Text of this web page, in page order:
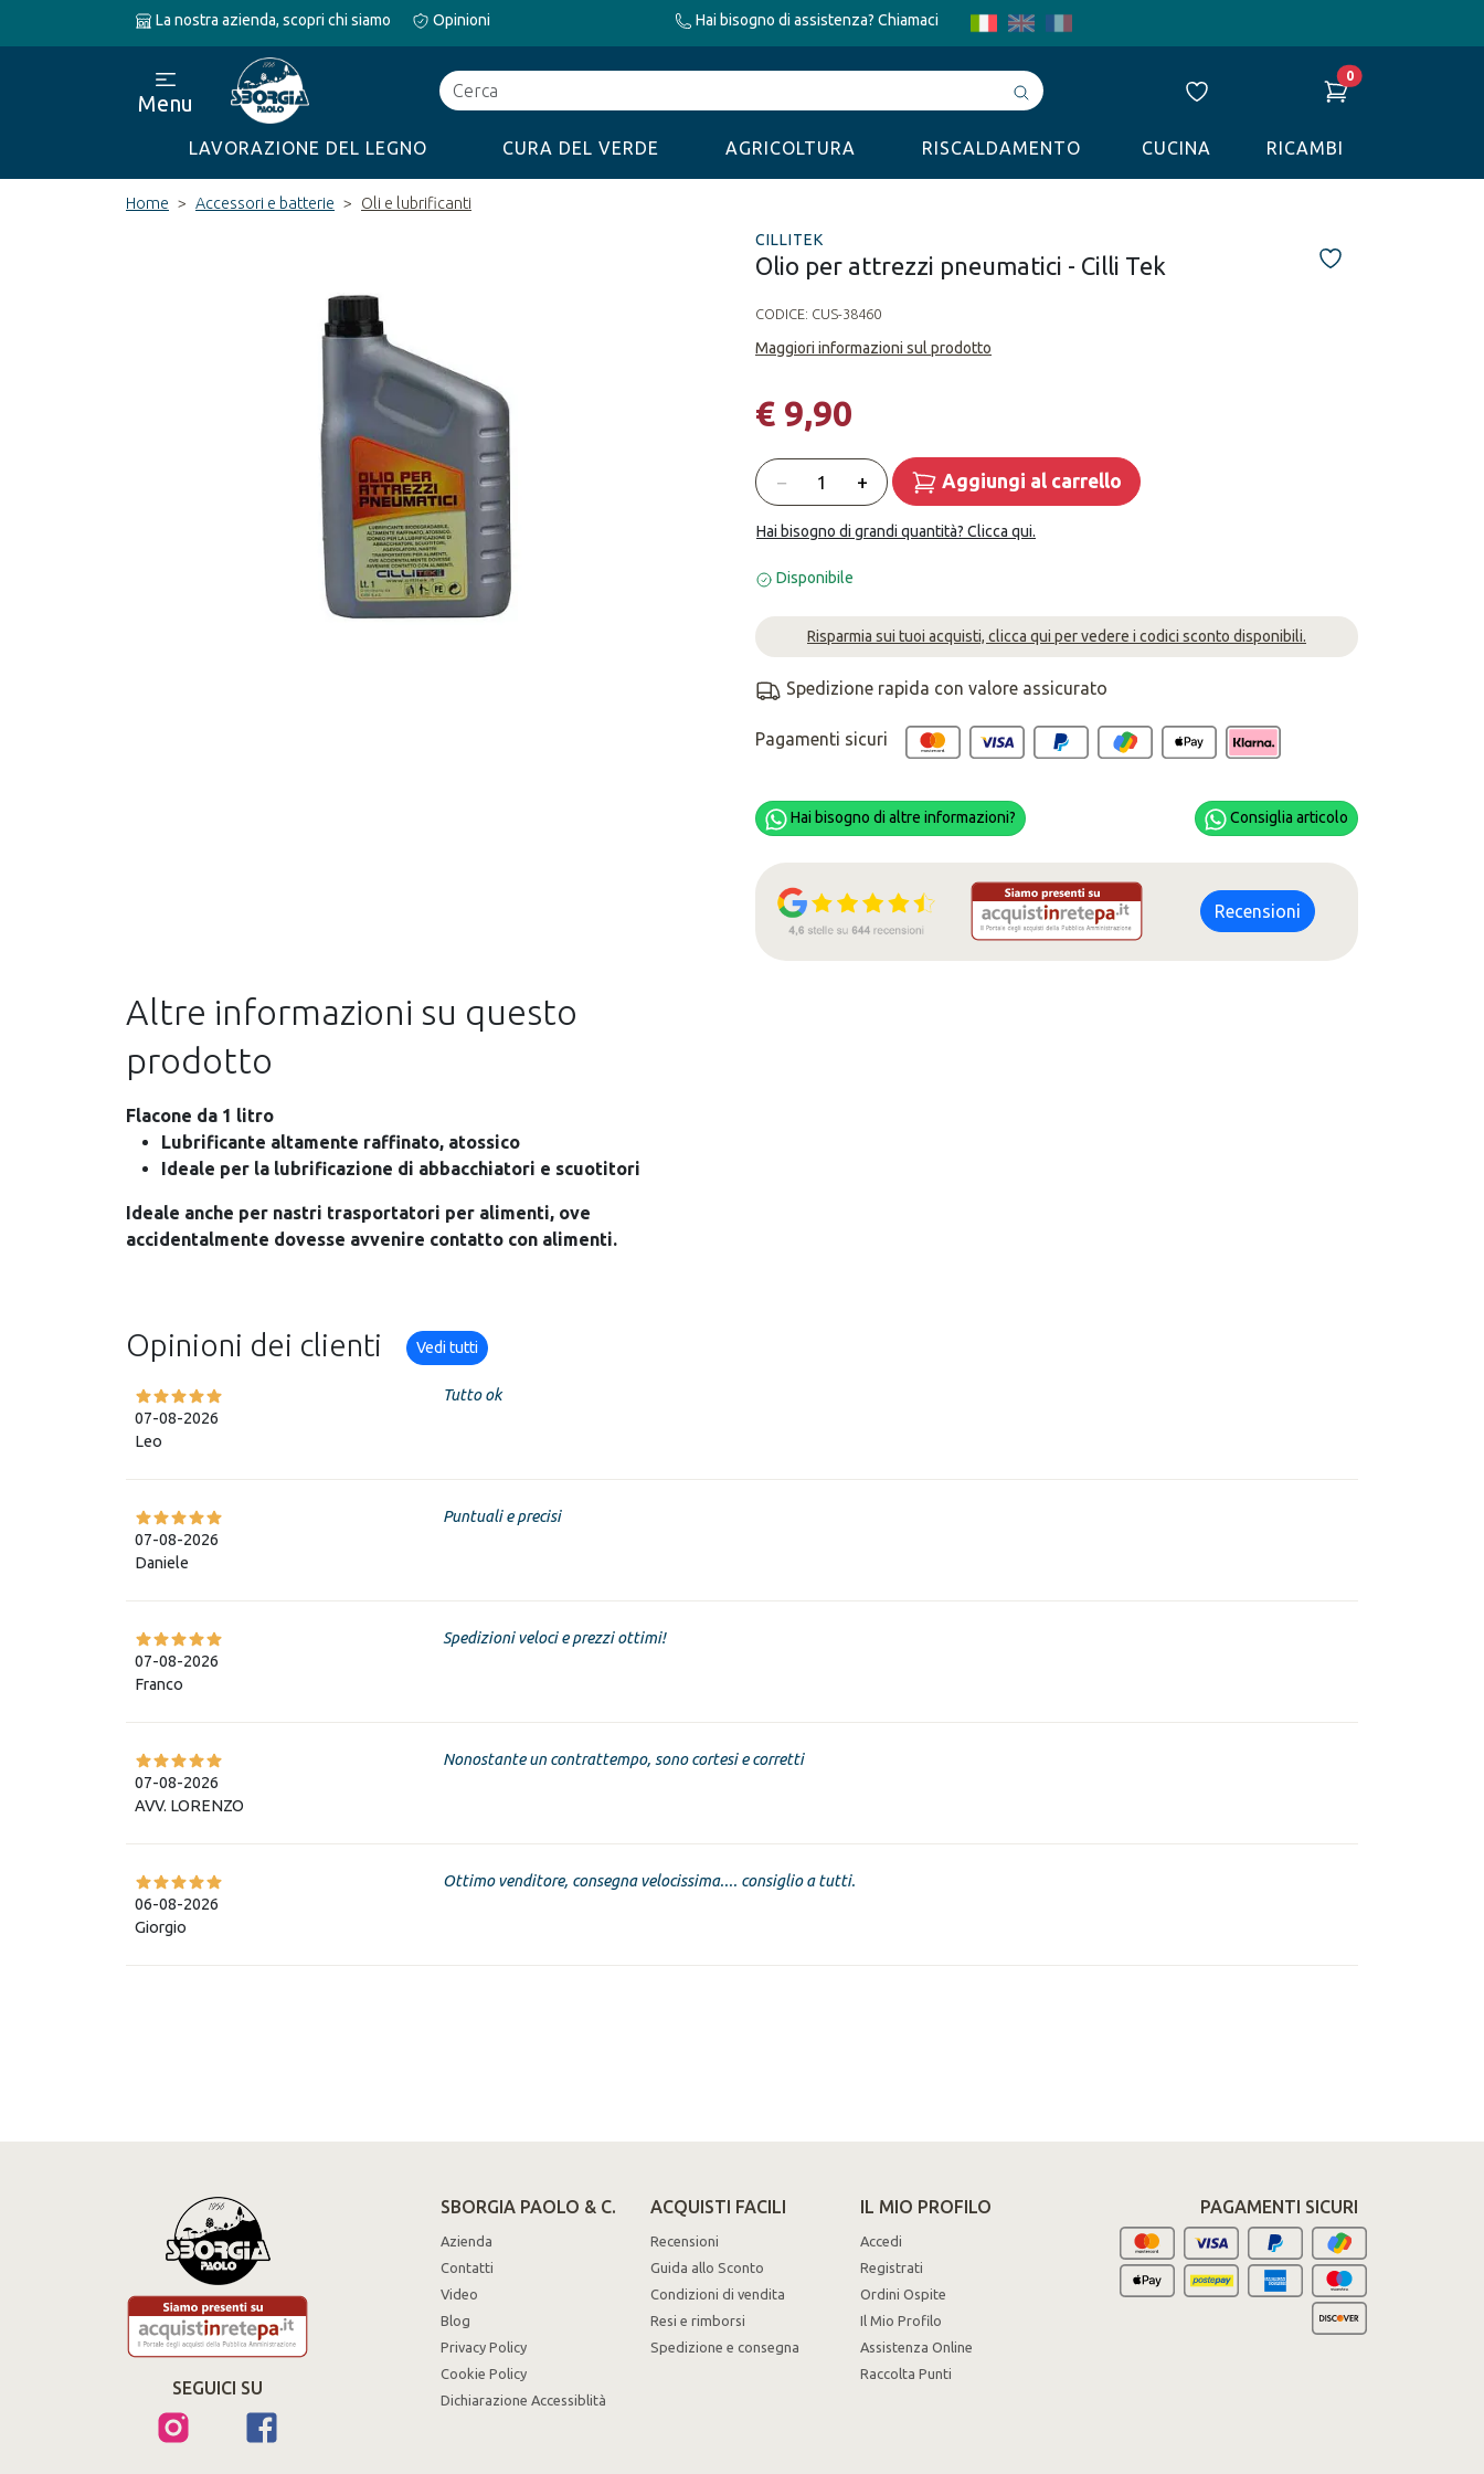
La nostra azienda, scopri chi siamo Opinioni Hai bisogno di assistenza? Chiamaci
Cerca
Avvia
ricerca
0
Menu
LAVORAZIONE DEL LEGNO CURA DEL VERDE AGRICOLTURA RISCALDAMENTO CUCINA RICAMBI
Home Accessori e batterie Oli e lubrificanti
CILLITEK
Olio per attrezzi pneumatici - Cilli Tek
CODICE: CUS-38460
Maggiori informazioni sul prodotto
€ 9,90
Quantità
− + Aggiungi al carrello
Hai bisogno di grandi quantità? Clicca qui.
Disponibile
Risparmia sui tuoi acquisti, clicca qui per vedere i codici sconto disponibili.
Spedizione rapida con valore assicurato
Pagamenti sicuri
Hai bisogno di altre informazioni? Consiglia articolo
Recensioni
Altre informazioni su questo
prodotto
Flacone da 1 litro
Lubrificante altamente raffinato, atossico
Ideale per la lubrificazione di abbacchiatori e scuotitori
Ideale anche per nastri trasportatori per alimenti, ove
accidentalmente dovesse avvenire contatto con alimenti.
Opinioni dei clienti Vedi tutti
07-08-2026
Leo
Tutto ok
07-08-2026
Daniele
Puntuali e precisi
07-08-2026
Franco
Spedizioni veloci e prezzi ottimi!
07-08-2026
AVV. LORENZO
Nonostante un contrattempo, sono cortesi e corretti
06-08-2026
Giorgio
Ottimo venditore, consegna velocissima.... consiglio a tutti.
SEGUICI SU
SBORGIA PAOLO & C.
Azienda
Contatti
Video
Blog
Privacy Policy
Cookie Policy
Dichiarazione Accessiblità
ACQUISTI FACILI
Recensioni
Guida allo Sconto
Condizioni di vendita
Resi e rimborsi
Spedizione e consegna
IL MIO PROFILO
Accedi
Registrati
Ordini Ospite
Il Mio Profilo
Assistenza Online
Raccolta Punti
PAGAMENTI SICURI